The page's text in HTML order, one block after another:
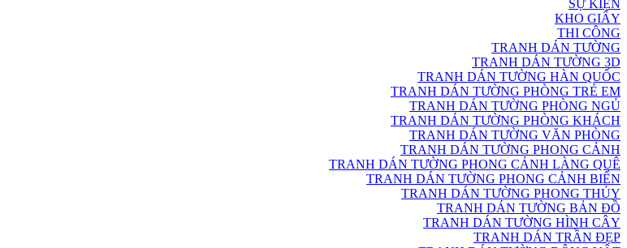
SỰ KIỆN
KHO GIẤY
THI CÔNG
TRANH DÁN TƯỜNG
TRANH DÁN TƯỜNG 3D
TRANH DÁN TƯỜNG HÀN QUỐC
TRANH DÁN TƯỜNG PHÒNG TRẺ EM
TRANH DÁN TƯỜNG PHÒNG NGỦ
TRANH DÁN TƯỜNG PHÒNG KHÁCH
TRANH DÁN TƯỜNG VĂN PHÒNG
TRANH DÁN TƯỜNG PHONG CẢNH
TRANH DÁN TƯỜNG PHONG CẢNH LÀNG QUÊ
TRANH DÁN TƯỜNG PHONG CẢNH BIỂN
TRANH DÁN TƯỜNG PHONG THỦY
TRANH DÁN TƯỜNG BẢN ĐỒ
TRANH DÁN TƯỜNG HÌNH CÂY
TRANH DÁN TRẦN ĐẸP